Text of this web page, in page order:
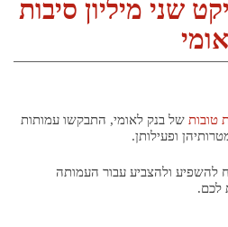
פרויקט שני מיליון סיבות
טובות של בנק לאומי, התבקשו עמותות
ופעילותן.
להשפיע ולהצביע עבור העמותה
לכם.